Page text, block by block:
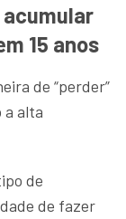
acumular
15 anos
de “perder”
a alta
de
de fazer